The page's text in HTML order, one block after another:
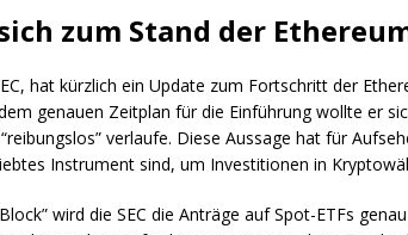
zum Stand der
hat kürzlich ein Update zum Fortschritt der
genauen Zeitplan für die Einführung wollte er
verlaufe. Diese Aussage hat für
Instrument sind, um Investitionen in
wird die SEC die Anträge auf Spot-ETFs